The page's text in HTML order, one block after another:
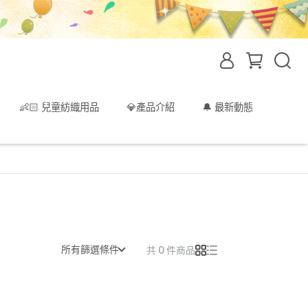
👶🏻 兒童紡織用品 💎產品介紹 🔔 最新動態
所有篩選條件 共 0 件商品